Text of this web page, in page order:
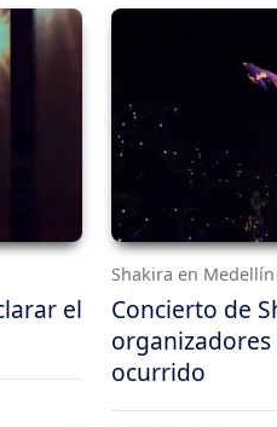
el
Shakira en Medellín
Concierto de
ocurrido